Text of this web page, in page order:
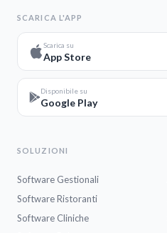
SCARICA L'APP
Scarica su
App Store
Disponibile su
Google Play
SOLUZIONI
Software Gestionali
Software Ristoranti
Software Cliniche